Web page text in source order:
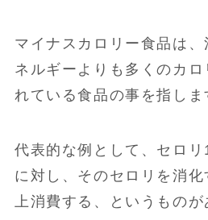
マイナスカロリー食品は
ネルギーよりも多くのカ
れている食品の事を指しま
代表的な例として、セロ
に対し、そのセロリを消
上消費する、というものが